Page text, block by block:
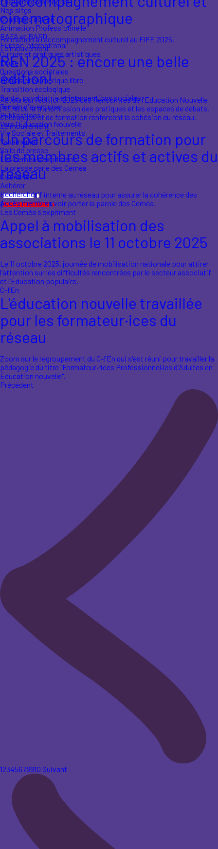
Nos sites
Champs d'action
Animation Professionnelle
BAFA et BAFD
Europe international
Culture et pratiques artistiques
École
Questions sociétales
Médias et Numérique libre
Transition écologique
Santé, psychiatrie et interventions sociales
Terrain d'aventures
Publications
Vers l'Éducation Nouvelle
Vie Sociale et Traitements
Yakamedia
Salle de presse
Les Ceméa s'expriment
La presse parle des Ceméa
Calendrier
Adhérer
Rechercher
Accès membres
cinématographique
Formation à l'accompagnement culturel au FIFE 2025.
Le mouvement
REN 2025 : encore une belle
édition!
Retour sur l'édition 2025 des Rencontres de l'Education Nouvelle
(REN) où la transmission des pratiques et les espaces de débats,
d'échanges et de formation renforcent la cohésion du réseau.
Le mouvement
Un parcours de formation pour
les membres actifs et actives du
réseau
Un dispositif interne au réseau pour assurer la cohérence des
pratiques et pouvoir porter la parole des Ceméa.
Les Ceméa s'expriment
Appel à mobilisation des
associations le 11 octobre 2025
Le 11 octobre 2025, journée de mobilisation nationale pour attirer
l’attention sur les difficultés rencontrées par le secteur associatif
et l’Éducation populaire.
C-fEn
L'éducation nouvelle travaillée
pour les formateur·ices du
réseau
Zoom sur le regroupement du C-fEn qui s'est réuni pour travailler la
pédagogie du titre "Formateur·rices Professionnel·les d'Adultes en
Éducation nouvelle".
Précédent
12345678910 Suivant